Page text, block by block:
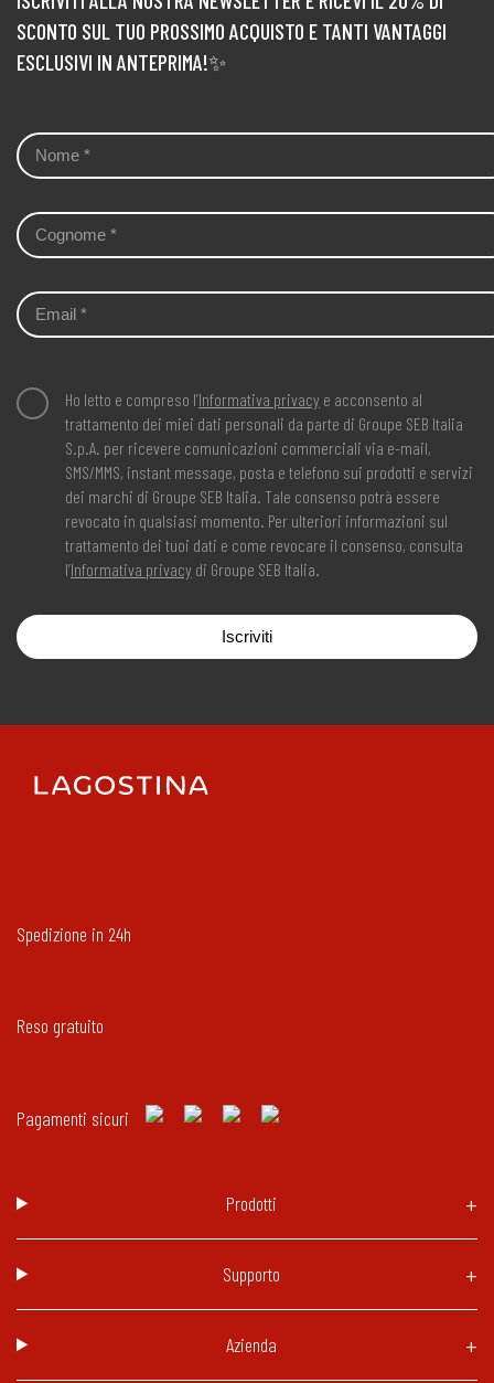
SCONTO SUL TUO PROSSIMO ACQUISTO E TANTI VANTAGGI
ESCLUSIVI IN ANTEPRIMA!✨
Ho letto e compreso l’Informativa privacy e acconsento al
trattamento dei miei dati personali da parte di Groupe SEB Italia
S.p.A. per ricevere comunicazioni commerciali via e-mail,
SMS/MMS, instant message, posta e telefono sui prodotti e servizi
dei marchi di Groupe SEB Italia. Tale consenso potrà essere
revocato in qualsiasi momento. Per ulteriori informazioni sul
trattamento dei tuoi dati e come revocare il consenso, consulta
l’Informativa privacy di Groupe SEB Italia.
Iscriviti
Spedizione in 24h
Reso gratuito
Pagamenti sicuri
Prodotti
Supporto
Azienda